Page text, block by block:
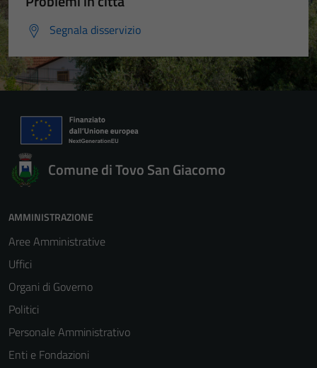
Segnala disservizio
Comune di Tovo San Giacomo
AMMINISTRAZIONE
Aree Amministrative
Uffici
Organi di Governo
Politici
Personale Amministrativo
Enti e Fondazioni